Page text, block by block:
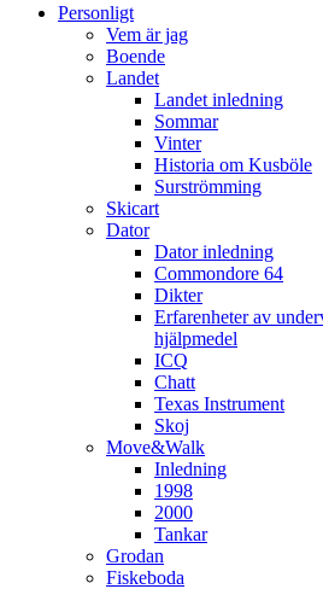
Personligt
Vem är jag
Boende
Landet
Landet inledning
Sommar
Vinter
Historia om Kusböle
Surströmming
Skicart
Dator
Dator inledning
Commondore 64
Dikter
Erfarenheter av
hjälpmedel
ICQ
Chatt
Texas Instrument
Skoj
Move&Walk
Inledning
1998
2000
Tankar
Grodan
Fiskeboda